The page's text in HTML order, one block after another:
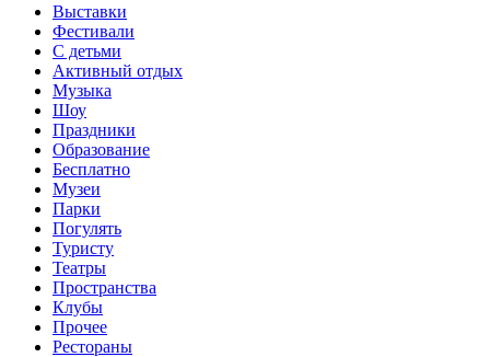
Выставки
Фестивали
С детьми
Активный отдых
Музыка
Шоу
Праздники
Образование
Бесплатно
Музеи
Парки
Погулять
Туристу
Театры
Пространства
Клубы
Прочее
Рестораны